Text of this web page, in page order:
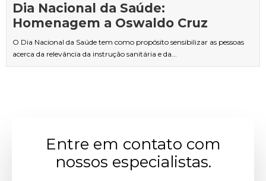
Dia Nacional da Saúde:
Homenagem a Oswaldo Cruz
O Dia Nacional da Saúde tem como propósito sensibilizar as pessoas
acerca da relevância da instrução sanitária e da...
Entre em contato com
nossos especialistas.